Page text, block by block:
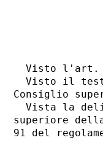
Visto l'art.
Visto il
Consiglio
Vista la
superiore
91 del